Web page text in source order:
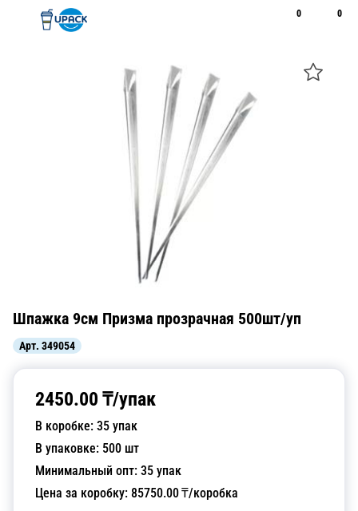
0 0
Шпажка 9см Призма прозрачная 500шт/уп
Арт. 349054
2450.00 ₸/упак
В коробке: 35 упак
В упаковке: 500 шт
Минимальный опт: 35 упак
Цена за коробку: 85750.00₸/коробка